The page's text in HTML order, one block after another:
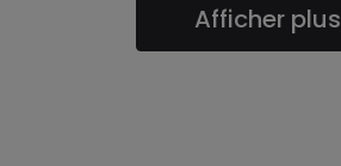
Afficher plus